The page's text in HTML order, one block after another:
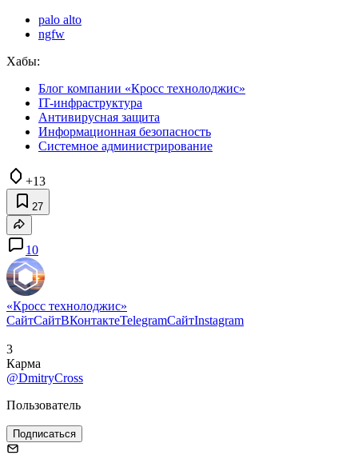
palo alto
ngfw
Хабы:
Блог компании «Кросс технолоджис»
IT-инфраструктура
Антивирусная защита
Информационная безопасность
Системное администрирование
+13
27
10
«Кросс технолоджис»
СайтСайтВКонтактеTelegramСайтInstagram
3
Карма
@DmitryCross
Пользователь
Подписаться